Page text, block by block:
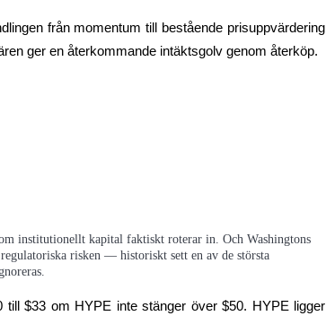
från momentum till bestående prisuppvärdering
ger en återkommande intäktsgolv genom återköp.
institutionellt kapital faktiskt roterar in. Och Washingtons
risken — historiskt sett en av de största
$33 om HYPE inte stänger över $50. HYPE ligger